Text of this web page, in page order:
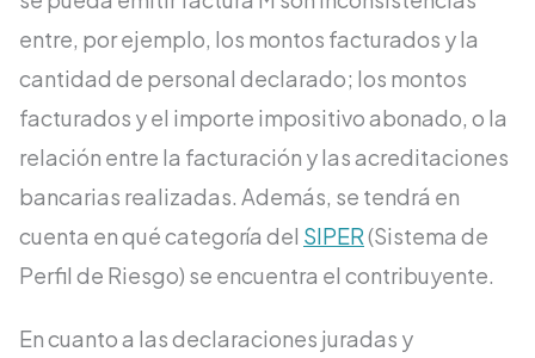
entre, por ejemplo, los montos facturados y la
cantidad de personal declarado; los montos
facturados y el importe impositivo abonado, o la
relación entre la facturación y las acreditaciones
bancarias realizadas. Además, se tendrá en
cuenta en qué categoría del SIPER(Sistema de
Perfil de Riesgo) se encuentra el contribuyente.
En cuanto a las declaraciones juradas y